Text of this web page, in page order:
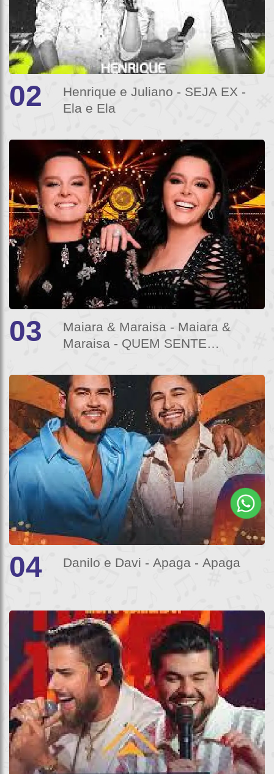
02
Henrique e Juliano - SEJA EX -
Ela e Ela
03
Maiara & Maraisa - Maiara &
Maraisa - QUEM SENTE
QUE IMAGINEI
04 Danilo e Davi - Apaga - Apaga